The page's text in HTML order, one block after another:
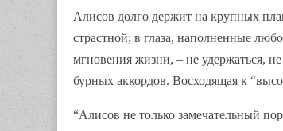
Алисов долго держит на крупных
страстной; в глаза, наполненные
мгновения жизни, – не удержаться,
бурных аккордов. Восходящая к
“Алисов не только замечательный